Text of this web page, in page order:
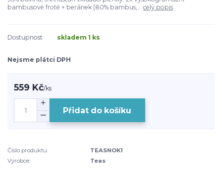
bambusové froté + beránek (80% bambus,... celý popis
Dostupnost skladem 1 ks
Nejsme plátci DPH
559 Kč/ks
Přidat do košíku
Číslo produktu:
TEASNOK1
Výrobce:
Teas